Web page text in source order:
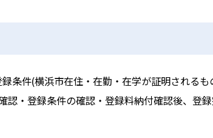
条件(横浜市在住・在勤・在学が証明される
・登録条件の確認・登録料納付確認後、登録